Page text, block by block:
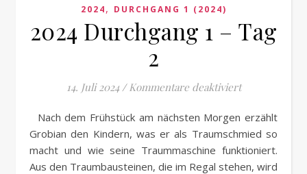
2024, DURCHGANG 1 (2024)
2024 Durchgang 1 – Tag
2
14. Juli 2024 / Kommentare deaktiviertfür 2024
Nach dem Frühstück am nächsten Morgen erzählt
Grobian den Kindern, was er als Traumschmied so
macht und wie seine Traummaschine funktioniert.
Aus den Traumbausteinen, die im Regal stehen, wird